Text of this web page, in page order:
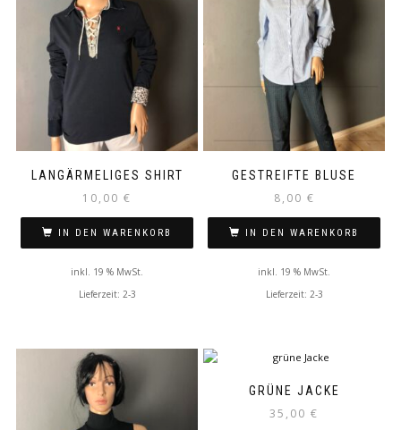
LANGÄRMELIGES SHIRT
10,00 €
IN DEN WARENKORB
inkl. 19 % MwSt.
Lieferzeit: 2-3
GESTREIFTE BLUSE
8,00 €
IN DEN WARENKORB
inkl. 19 % MwSt.
Lieferzeit: 2-3
GRÜNE JACKE
35,00 €